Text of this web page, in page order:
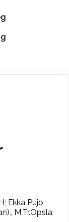
Ekka Pujo
M.Tr.Opsla;